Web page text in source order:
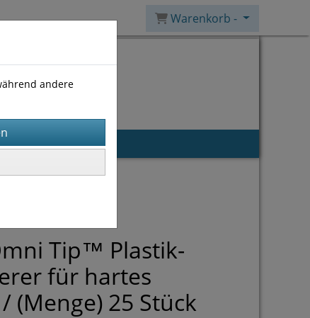
Warenkorb -
Tip™ Plastik-
für hartes
(Menge) 25 Stück
andere